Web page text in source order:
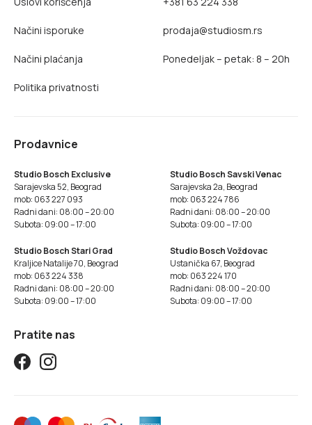
Načini isporuke
Načini plaćanja
Politika privatnosti
prodaja@studiosm.rs
Ponedeljak – petak: 8 – 20h
Prodavnice
Studio Bosch Exclusive
Sarajevska 52, Beograd
mob: 063 227 093
Radni dani: 08:00 – 20:00
Subota: 09:00 – 17:00
Studio Bosch Savski Venac
Sarajevska 2a, Beograd
mob: 063 224 786
Radni dani: 08:00 – 20:00
Subota: 09:00 – 17:00
Studio Bosch Stari Grad
Kraljice Natalije 70, Beograd
mob: 063 224 338
Radni dani: 08:00 – 20:00
Subota: 09:00 – 17:00
Studio Bosch Voždovac
Ustanička 67, Beograd
mob: 063 224 170
Radni dani: 08:00 – 20:00
Subota: 09:00 – 17:00
Pratite nas